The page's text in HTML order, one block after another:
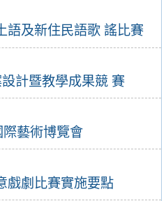
語及新住民語歌 謠比賽
計暨教學成果競 賽
際藝術博覽會
戲劇比賽實施要點